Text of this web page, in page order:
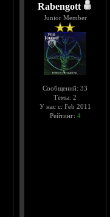
Rabengott
Junior Member
Сообщений: 33
Темы: 2
У нас с: Feb 2011
Рейтинг: 4